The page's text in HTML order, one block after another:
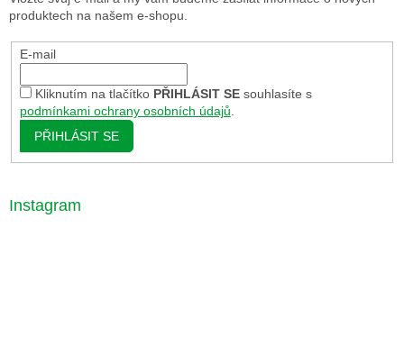
produktech na našem e-shopu.
E-mail
Kliknutím na tlačítko PŘIHLÁSIT SEsouhlasíte s
podmínkami ochrany osobních údajů.
PŘIHLÁSIT SE
Instagram